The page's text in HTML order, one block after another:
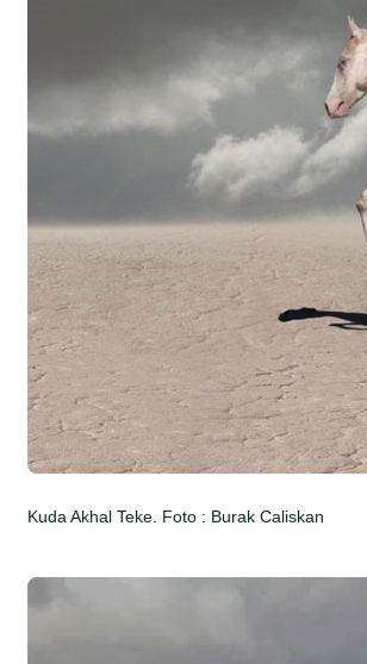
Kuda Akhal Teke. Foto : Burak Caliskan